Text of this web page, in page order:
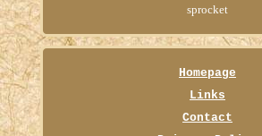
sprocket
Homepage
Links
Contact